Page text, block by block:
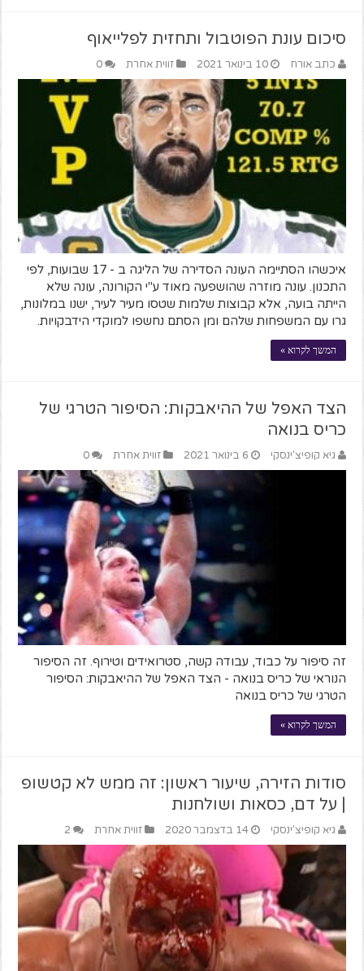
סיכום עונת הפוטבול ותחזית לפלייאוף
כתב אורח 10 בינואר 2021 זווית אחרת 0
איכשהו הסתיימה העונה הסדירה של הליגה ב - 17 שבועות, לפי
התכנון. עונה מוזרה שהושפעה מאוד ע"י הקורונה, עונה שלא
הייתה בועה, אלא קבוצות שלמות שטסו מעיר לעיר, ישנו במלונות,
גרו עם המשפחות שלהם ומן הסתם נחשפו למוקדי הידבקויות.
המשך לקרוא »
הצד האפל של ההיאבקות: הסיפור הטרגי של
כריס בנואה
גיא קופיצ'ינסקי 6 בינואר 2021 זווית אחרת 0
זה סיפור על כבוד, עבודה קשה, סטרואידים וטירוף. זה הסיפור
הנוראי של כריס בנואה - הצד האפל של ההיאבקות: הסיפור
הטרגי של כריס בנואה
המשך לקרוא »
סודות הזירה, שיעור ראשון: זה ממש לא קטשופ
| על דם, כסאות ושולחנות
גיא קופיצ'ינסקי 14 בדצמבר 2020 זווית אחרת 2